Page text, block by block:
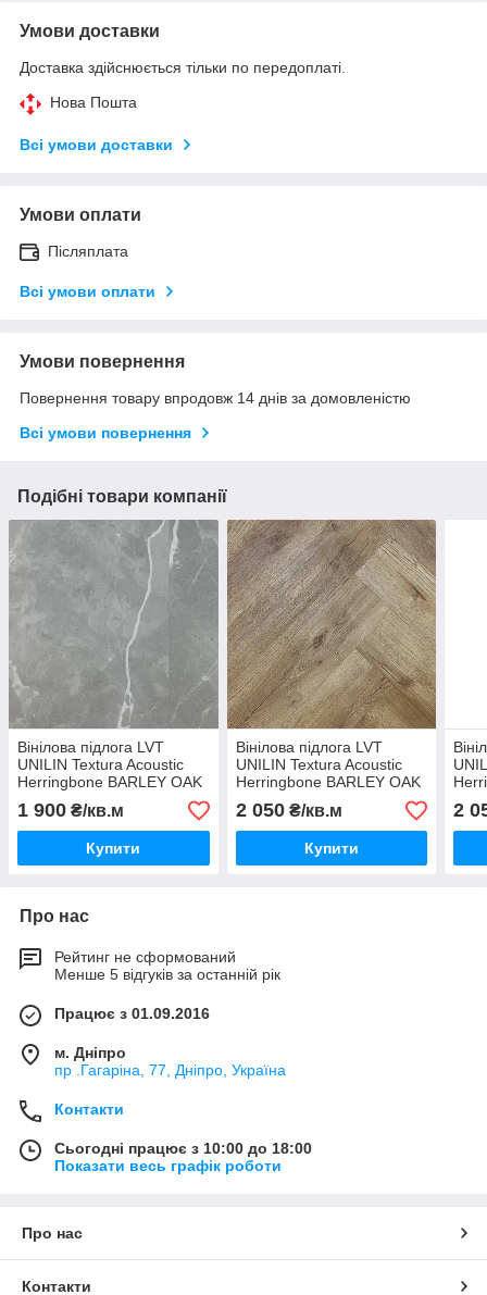
Умови доставки
Доставка здійснюється тільки по передоплаті.
Нова Пошта
Всі умови доставки
Умови оплати
Післяплата
Всі умови оплати
Умови повернення
Повернення товару впродовж 14 днів за домовленістю
Всі умови повернення
Подібні товари компанії
Вінілова підлога LVT
UNILIN Textura Acoustic
Herringbone BARLEY OAK
84227
1 900 ₴/кв.м
Купити
Вінілова підлога LVT
UNILIN Textura Acoustic
Herringbone BARLEY OAK
84227
2 050₴/кв.м
Купити
2
Про нас
Рейтинг не сформований
Менше 5 відгуків за останній рік
Працює з 01.09.2016
м. Дніпро
пр .Гагаріна, 77, Дніпро, Україна
Контакти
Сьогодні працює з 10:00 до 18:00
Показати весь графік роботи
Про нас
Контакти